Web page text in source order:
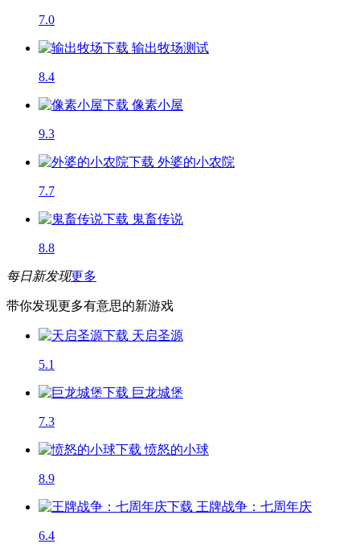
7.0
输出牧场测试
8.4
像素小屋
9.3
外婆的小农院
7.7
鬼畜传说
8.8
每日新发现更多
带你发现更多有意思的新游戏
天启圣源
5.1
巨龙城堡
7.3
愤怒的小球
8.9
王牌战争：七周年庆
6.4